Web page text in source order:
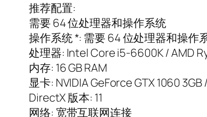
推荐配置:
需要 64 位处理器和操作系统
操作系统 *: 需要 64 位处理器和操作
处理器: Intel Core i5-6600K / AMD
内存: 16 GB RAM
显卡: NVIDIA GeForce GTX 1060
DirectX 版本: 11
网络: 宽带互联网连接